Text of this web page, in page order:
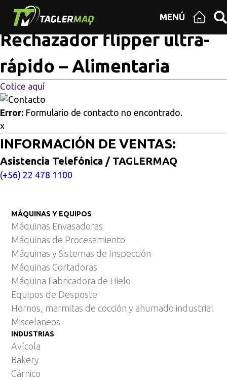
MENÚ
Multisitios
Alimentaria
Rechazador flipper ultra-
rápido – Alimentaria
Cotice aquí
Error: Formulario de contacto no encontrado.
x
INFORMACIÓN DE VENTAS:
Asistencia Telefónica / TAGLERMAQ
(+56) 22 478 1100
MÁQUINAS Y EQUIPOS
Máquinas Envasadoras
Máquinas de Procesamiento
Máquinas y Sistemas de Inspección
Máquinas Cortadoras
Máquina Fabricadora de Hielo
Equipos de Desposte
Hornos, marmitas de cocción y ahumado industrial
Miscelaneos
INDUSTRIAS
Avícola
Bakery
Cárnico